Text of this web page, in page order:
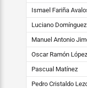
Ismael Fariña
Luciano
Manuel Antonio
Oscar Ramón López
Pascual Matínez
Pedro Cristaldo